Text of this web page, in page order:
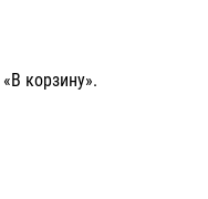
корзину».